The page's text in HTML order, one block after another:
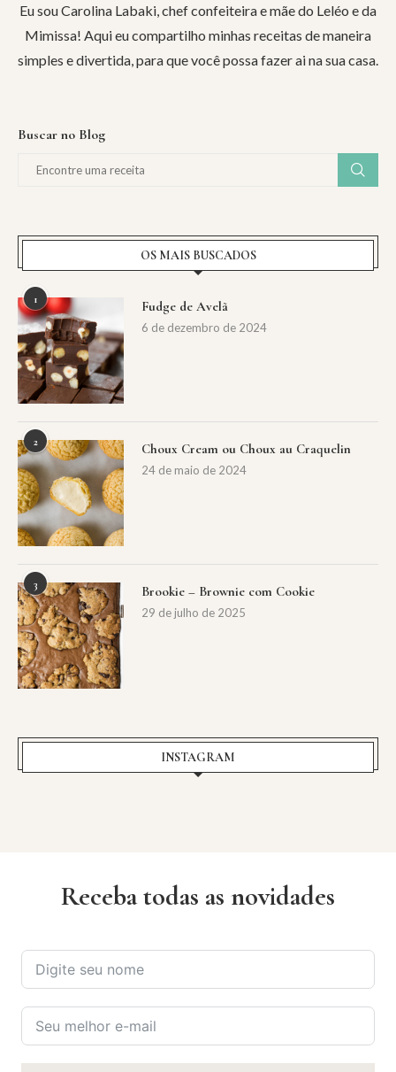
Eu sou Carolina Labaki, chef confeiteira e mãe do Leléo e da
Mimissa! Aqui eu compartilho minhas receitas de maneira
simples e divertida, para que você possa fazer ai na sua casa.
Buscar no Blog
OS MAIS BUSCADOS
1 Fudge de Avelã
6 de dezembro de 2024
2 Choux Cream ou Choux au Craquelin
24 de maio de 2024
3 Brookie – Brownie com Cookie
29 de julho de 2025
INSTAGRAM
Receba todas as novidades